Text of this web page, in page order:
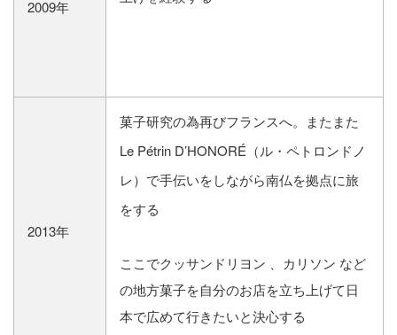
2009年
2013年
菓子研究の為再びフランスへ。またまた
Le Pétrin D’HONORÉ（ル・ペトロンドノ
レ）で手伝いをしながら南仏を拠点に旅
をする
ここでクッサンドリヨン 、カリソン など
の地方菓子を自分のお店を立ち上げて日
本で広めて行きたいと決心する